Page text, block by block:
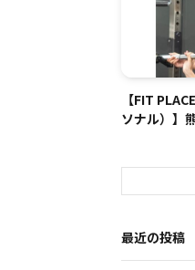
【FIT
ソナル）】
最近の投稿